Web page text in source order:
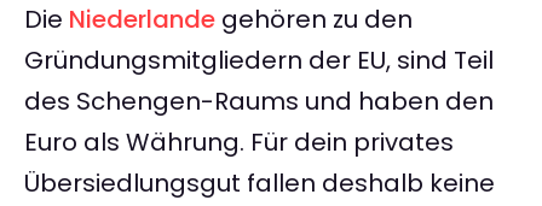
Die Niederlande gehören zu den
Gründungsmitgliedern der EU, sind Teil
des Schengen-Raums und haben den
Euro als Währung. Für dein privates
Übersiedlungsgut fallen deshalb keine